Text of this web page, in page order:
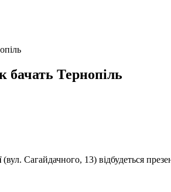
бачать Тернопіль
(вул. Сагайдачного, 13) відбудеться